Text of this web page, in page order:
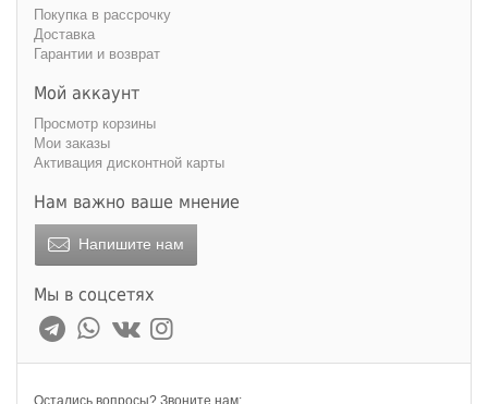
Покупка в рассрочку
Доставка
Гарантии и возврат
Мой аккаунт
Просмотр корзины
Мои заказы
Активация дисконтной карты
Нам важно ваше мнение
Напишите нам
Мы в соцсетях